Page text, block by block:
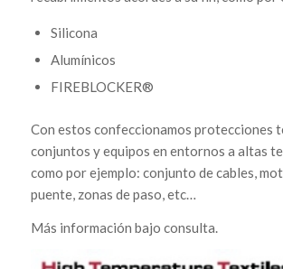
Silicona
Alumínicos
FIREBLOCKER®
Con estos confeccionamos protecciones
conjuntos y equipos en entornos a altas
como por ejemplo: conjunto de cables,
puente, zonas de paso, etc…
Más información bajo consulta.